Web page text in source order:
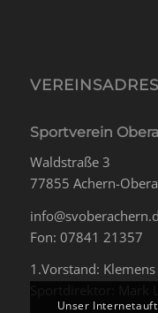
Sportverein
Waldstraße 3
77855 Achern-
Fon: 07841 21357
1.Vorstand:
Unser